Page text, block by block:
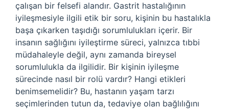
çalışan bir felsefi alandır. Gastrit hastalığının
iyileşmesiyle ilgili etik bir soru, kişinin bu hastalıkla
başa çıkarken taşıdığı sorumlulukları içerir. Bir
insanın sağlığını iyileştirme süreci, yalnızca tıbbi
müdahaleyle değil, aynı zamanda bireysel
sorumlulukla da ilgilidir. Bir kişinin iyileşme
sürecinde nasıl bir rolü vardır? Hangi etikleri
benimsemelidir? Bu, hastanın yaşam tarzı
seçimlerinden tutun da, tedaviye olan bağlılığını